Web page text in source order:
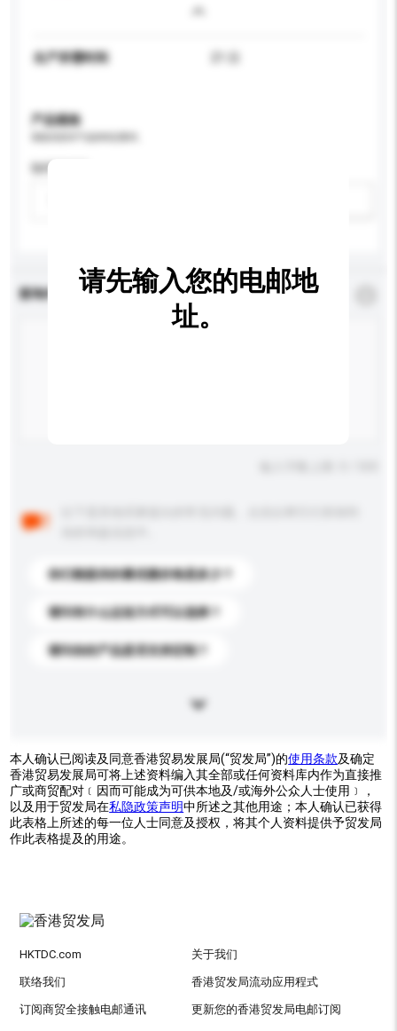
生产所需时间
产品规格
咖啡因类型
查询内容 *必须填写
你们能提供的最优惠价格是多少？
请问有什么运送方式可以选择？
请问你的产品是否支持定制？
请先输入您的电邮地
址。
本人确认已阅读及同意香港贸易发展局(“贸发局”)的使用条款及确定
香港贸易发展局可将上述资料编入其全部或任何资料库内作为直接推
广或商贸配对﹝因而可能成为可供本地及/或海外公众人士使用﹞，
以及用于贸发局在私隐政策声明中所述之其他用途；本人确认已获得
此表格上所述的每一位人士同意及授权，将其个人资料提供予贸发局
作此表格提及的用途。
HKTDC.com 关于我们
联络我们 香港贸发局流动应用程式
订阅商贸全接触电邮通讯 更新您的香港贸发局电邮订阅